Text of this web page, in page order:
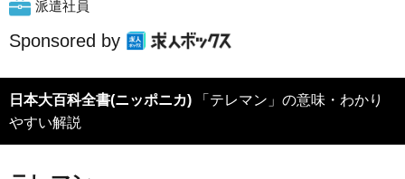
派遣社員
Sponsored by
日本大百科全書(ニッポニカ) 「テレマン」の意味・わかり
やすい解説